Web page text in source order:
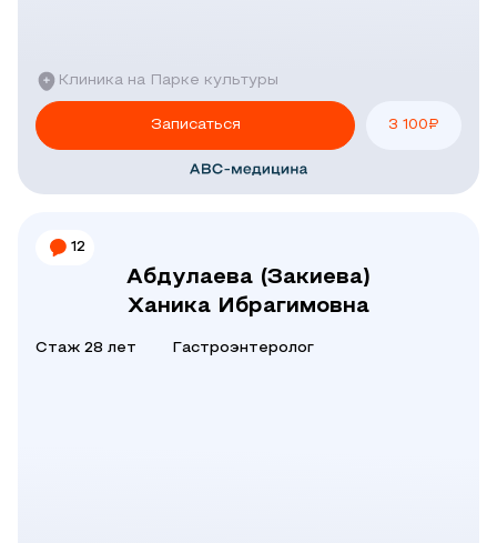
Клиника на Парке культуры
Записаться 3 100₽
12
Абдулаева (Закиева)
Ханика Ибрагимовна
Стаж 28 лет Гастроэнтеролог